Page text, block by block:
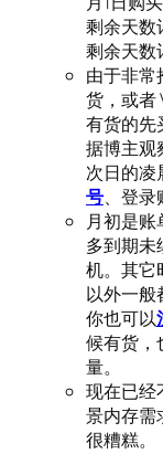
剩余天数
剩余天数
由于非常
货，或者
有货的先
据博主观
次日的凌
号、登录
月初是账
多到期未
机。其它
以外一般
你也可以
候有货，
量。
现在已经
景内存需
很糟糕。